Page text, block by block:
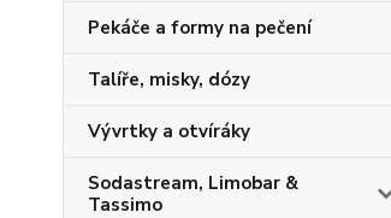
Pekáče a formy na pečení
Talíře, misky, dózy
Vývrtky a otvíráky
Sodastream, Limobar &
Tassimo